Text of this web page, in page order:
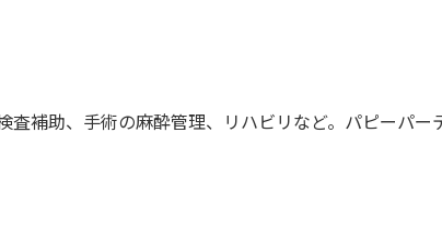
補助、手術の麻酔管理、リハビリなど。パピーパ